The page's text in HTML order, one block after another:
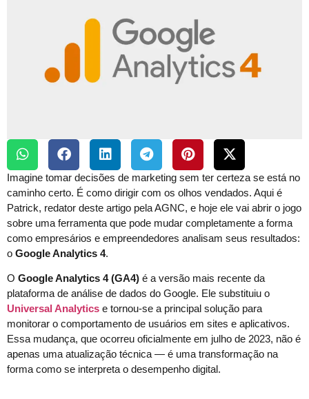
Imagine tomar decisões de marketing sem ter certeza se está no
caminho certo. É como dirigir com os olhos vendados. Aqui é
Patrick, redator deste artigo pela AGNC, e hoje ele vai abrir o jogo
sobre uma ferramenta que pode mudar completamente a forma
como empresários e empreendedores analisam seus resultados:
o Google Analytics 4.
O Google Analytics 4 (GA4) é a versão mais recente da
plataforma de análise de dados do Google. Ele substituiu o
Universal Analytics e tornou-se a principal solução para
monitorar o comportamento de usuários em sites e aplicativos.
Essa mudança, que ocorreu oficialmente em julho de 2023, não é
apenas uma atualização técnica — é uma transformação na
forma como se interpreta o desempenho digital.